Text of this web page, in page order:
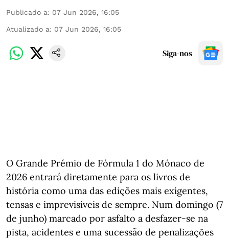
Publicado a: 07 Jun 2026, 16:05
Atualizado a: 07 Jun 2026, 16:05
Siga-nos
O Grande Prémio de Fórmula 1 do Mónaco de
2026 entrará diretamente para os livros de
história como uma das edições mais exigentes,
tensas e imprevisíveis de sempre. Num domingo (7
de junho) marcado por asfalto a desfazer-se na
pista, acidentes e uma sucessão de penalizações